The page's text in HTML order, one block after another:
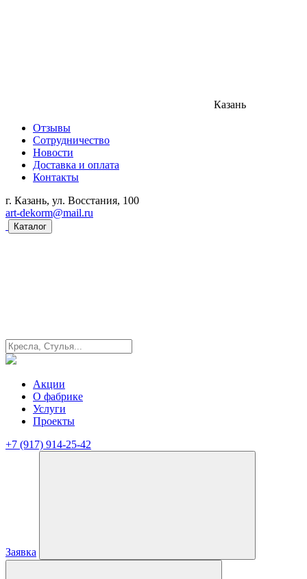
Казань
Отзывы
Сотрудничество
Новости
Доставка и оплата
Контакты
г. Казань, ул. Восстания, 100
art-dekorm@mail.ru
Каталог
Акции
О фабрике
Услуги
Проекты
+7 (917) 914-25-42
Заявка